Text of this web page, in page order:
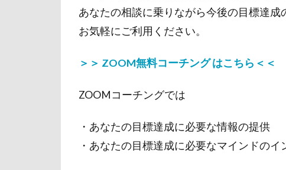
あなたの相談に乗りながら今後の目標達成
お気軽にご利用ください。
＞＞ ZOOM無料コーチング はこちら＜＜
ZOOMコーチングでは
・あなたの目標達成に必要な情報の提供
・あなたの目標達成に必要なマインドのイ